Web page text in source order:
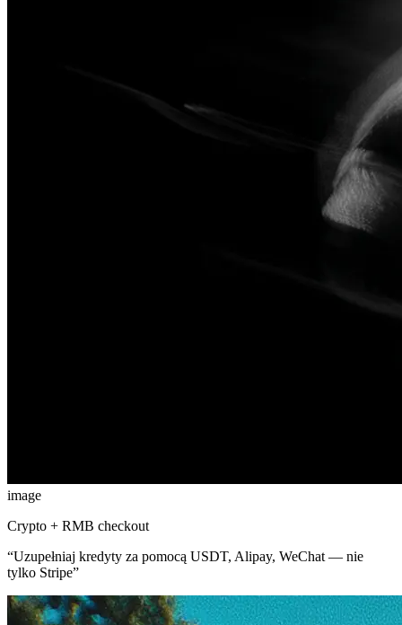
image
Crypto + RMB checkout
“Uzupełniaj kredyty za pomocą USDT, Alipay, WeChat — nie
tylko Stripe”